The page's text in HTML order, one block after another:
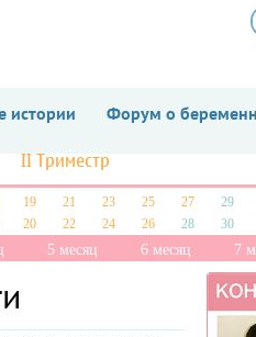
истории Форум о
II Триместр
19 21 23 25 27 29
20 22 24 26 28 30
5 месяц 6 месяц 7